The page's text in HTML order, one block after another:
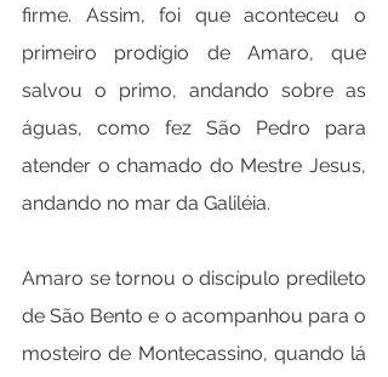
firme. Assim, foi que aconteceu o
primeiro prodígio de Amaro, que
salvou o primo, andando sobre as
águas, como fez São Pedro para
atender o chamado do Mestre Jesus,
andando no mar da Galiléia.
Amaro se tornou o discípulo predileto
de São Bento e o acompanhou para o
mosteiro de Montecassino, quando lá